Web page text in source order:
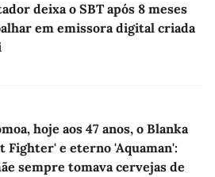
deixa o SBT após 8 meses
em emissora digital criada
hoje aos 47 anos, o Blanka
Fighter' e eterno 'Aquaman':
sempre tomava cervejas de